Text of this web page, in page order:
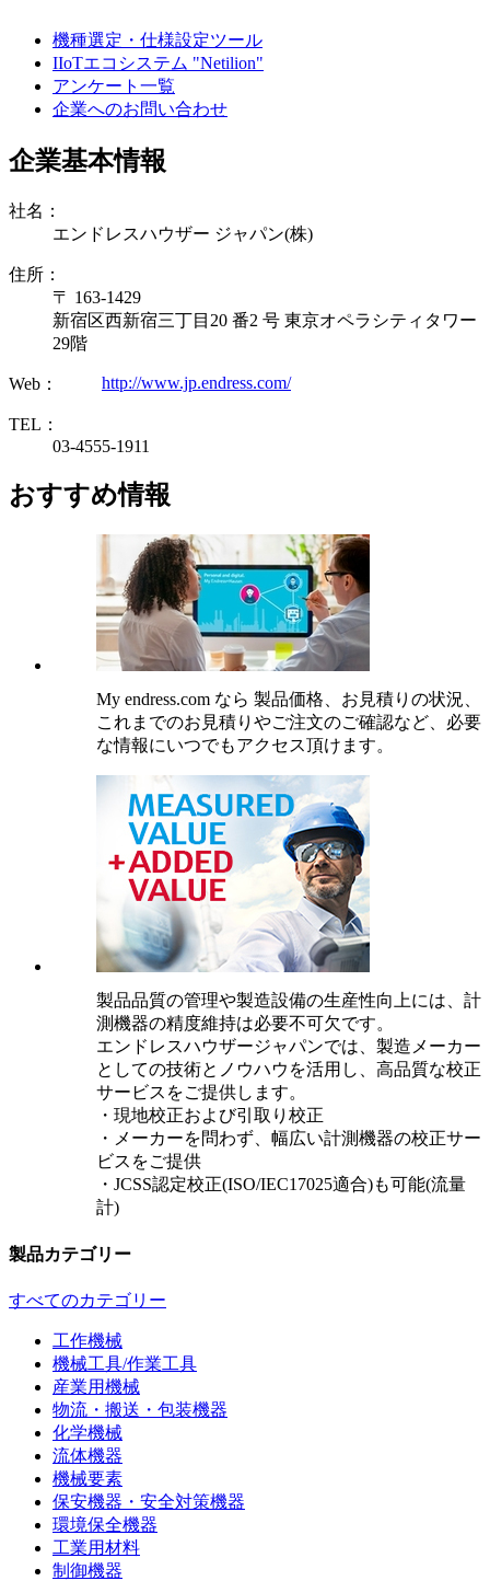
機種選定・仕様設定ツール
IIoTエコシステム "Netilion"
アンケート一覧
企業へのお問い合わせ
企業基本情報
社名：
エンドレスハウザー ジャパン(株)
住所：
〒 163-1429
新宿区西新宿三丁目20 番2 号 東京オペラシティタワー
29階
Web： http://www.jp.endress.com/
TEL：
03-4555-1911
おすすめ情報
My endress.com なら 製品価格、お見積りの状況、
これまでのお見積りやご注文のご確認など、必要
な情報にいつでもアクセス頂けます。
製品品質の管理や製造設備の生産性向上には、計
測機器の精度維持は必要不可欠です。
エンドレスハウザージャパンでは、製造メーカー
としての技術とノウハウを活用し、高品質な校正
サービスをご提供します。
・現地校正および引取り校正
・メーカーを問わず、幅広い計測機器の校正サー
ビスをご提供
・JCSS認定校正(ISO/IEC17025適合)も可能(流量
計)
製品カテゴリー
すべてのカテゴリー
工作機械
機械工具/作業工具
産業用機械
物流・搬送・包装機器
化学機械
流体機器
機械要素
保安機器・安全対策機器
環境保全機器
工業用材料
制御機器